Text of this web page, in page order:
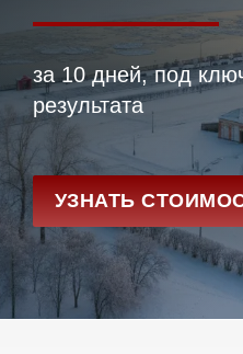
за 10 дней, под
результата
УЗНАТЬ